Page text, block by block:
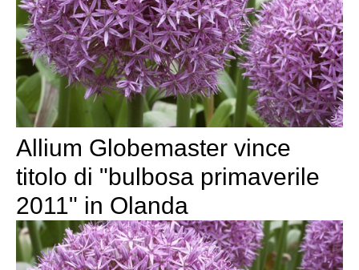
Allium Globemaster vince
titolo di "bulbosa primaverile
2011" in Olanda